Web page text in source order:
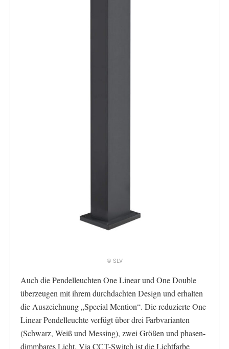
© SLV
Auch die Pendelleuchten One Linear und One Double
überzeugen mit ihrem durchdachten Design und erhalten
die Auszeichnung „Special Mention“. Die reduzierte One
Linear Pendelleuchte verfügt über drei Farbvarianten
(Schwarz, Weiß und Messing), zwei Größen und phasen-
dimmbares Licht. Via CCT-Switch ist die Lichtfarbe